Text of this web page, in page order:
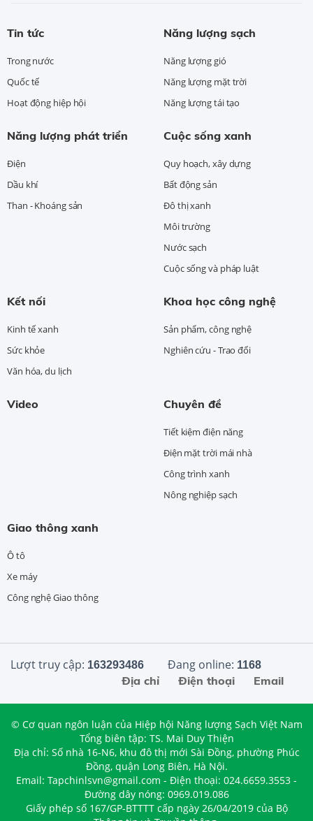
Tin tức
Trong nước
Quốc tế
Hoạt động hiệp hội
Năng lượng sạch
Năng lượng gió
Năng lượng mặt trời
Năng lượng tái tạo
Năng lượng phát triển
Điện
Dầu khí
Than - Khoáng sản
Cuộc sống xanh
Quy hoạch, xây dựng
Bất động sản
Đô thị xanh
Môi trường
Nước sạch
Cuộc sống và pháp luật
Kết nối
Kinh tế xanh
Sức khỏe
Văn hóa, du lịch
Khoa học công nghệ
Sản phẩm, công nghệ
Nghiên cứu - Trao đổi
Video Chuyên đề
Tiết kiệm điện năng
Điện mặt trời mái nhà
Công trình xanh
Nông nghiệp sạch
Giao thông xanh
Ô tô
Xe máy
Công nghệ Giao thông
Lượt truy cập: 163293486 Đang online: 1168
Email
Điện thoại
Địa chỉ
© Cơ quan ngôn luận của Hiệp hội Năng lượng Sạch Việt Nam
Tổng biên tập: TS. Mai Duy Thiện
Địa chỉ: Số nhà 16-N6, khu đô thị mới Sài Đồng, phường Phúc
Đồng, quận Long Biên, Hà Nội.
Email: Tapchinlsvn@gmail.com - Điện thoại: 024.6659.3553 -
Đường dây nóng: 0969.019.086
Giấy phép số 167/GP-BTTTT cấp ngày 26/04/2019 của Bộ